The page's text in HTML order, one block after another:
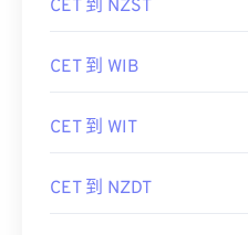
CET 到 NZST
CET 到 WIB
CET 到 WIT
CET 到 NZDT